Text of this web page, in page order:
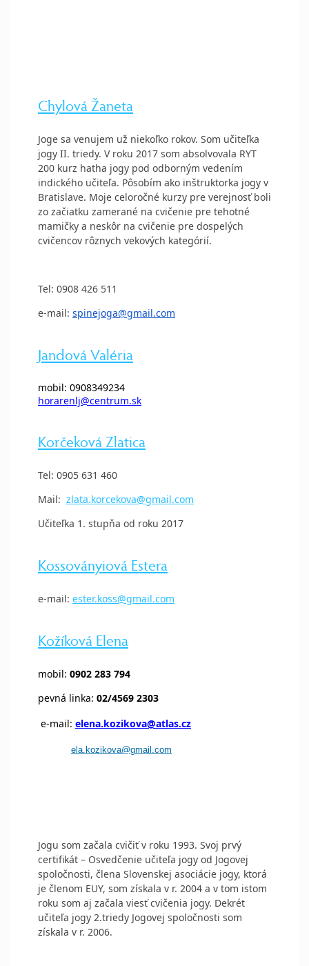
Chylová Žaneta
Joge sa venujem už niekoľko rokov. Som učiteľka
jogy II. triedy. V roku 2017 som absolvovala RYT
200 kurz hatha jogy pod odborným vedením
indického učiteľa. Pôsobím ako inštruktorka jogy v
Bratislave. Moje celoročné kurzy pre verejnosť boli
zo začiatku zamerané na cvičenie pre tehotné
mamičky a neskôr na cvičenie pre dospelých
cvičencov rôznych vekových kategórií.
Tel: 0908 426 511
e-mail: spinejoga@gmail.com
Jandová Valéria
mobil: 0908349234
horarenlj@centrum.sk
Korčeková Zlatica
Tel: 0905 631 460
Mail: zlata.korcekova@gmail.com
Učiteľka 1. stupňa od roku 2017
Kossoványiová Estera
e-mail: ester.koss@gmail.com
Kožíková Elena
mobil: 0902 283 794
pevná linka: 02/4569 2303
e-mail: elena.kozikova@atlas.cz
ela.kozikova@gmail.com
Jogu som začala cvičiť v roku 1993. Svoj prvý
certifikát – Osvedčenie učiteľa jogy od Jogovej
spoločnosti, člena Slovenskej asociácie jogy, ktorá
je členom EUY, som získala v r. 2004 a v tom istom
roku som aj začala viesť cvičenia jogy. Dekrét
učiteľa jogy 2.triedy Jogovej spoločnosti som
získala v r. 2006.